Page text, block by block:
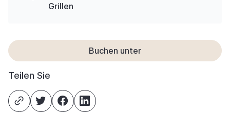
Grillen
Buchen unter
Teilen Sie